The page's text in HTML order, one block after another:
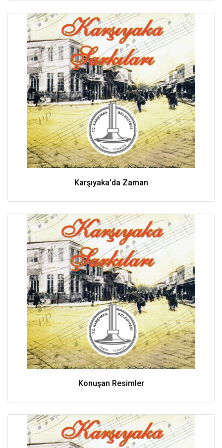
Karşıyaka'da Zaman
Konuşan Resimler